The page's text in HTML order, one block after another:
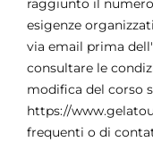
raggiunto il
esigenze
via email prima
consultare le
modifica del corso
https://
frequenti o di